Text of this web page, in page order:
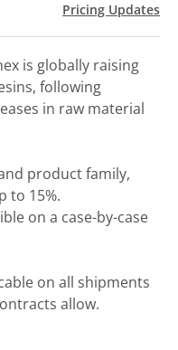
Pricing Updates
is globally raising
following
in raw material
product family,
to 15%.
on a case-by-case
on all shipments
allow.